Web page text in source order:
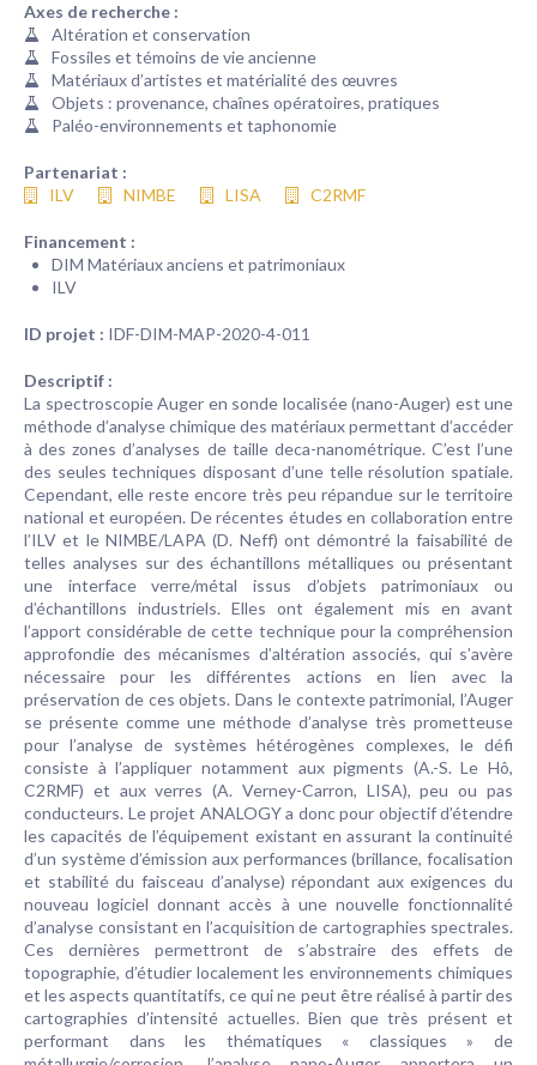
Axes de recherche :
Altération et conservation
Fossiles et témoins de vie ancienne
Matériaux d’artistes et matérialité des œuvres
Objets : provenance, chaînes opératoires, pratiques
Paléo-environnements et taphonomie
Partenariat :
ILV
NIMBE LISA C2RMF
Financement :
DIM Matériaux anciens et patrimoniaux
ILV
ID projet : IDF-DIM-MAP-2020-4-011
Descriptif :
La spectroscopie Auger en sonde localisée (nano-Auger) est une
méthode d’analyse chimique des matériaux permettant d’accéder
à des zones d’analyses de taille deca-nanométrique. C’est l’une
des seules techniques disposant d’une telle résolution spatiale.
Cependant, elle reste encore très peu répandue sur le territoire
national et européen. De récentes études en collaboration entre
l’ILV et le NIMBE/LAPA (D. Neff) ont démontré la faisabilité de
telles analyses sur des échantillons métalliques ou présentant
une interface verre/métal issus d’objets patrimoniaux ou
d’échantillons industriels. Elles ont également mis en avant
l’apport considérable de cette technique pour la compréhension
approfondie des mécanismes d’altération associés, qui s’avère
nécessaire pour les différentes actions en lien avec la
préservation de ces objets. Dans le contexte patrimonial, l’Auger
se présente comme une méthode d’analyse très prometteuse
pour l’analyse de systèmes hétérogènes complexes, le défi
consiste à l’appliquer notamment aux pigments (A.-S. Le Hô,
C2RMF) et aux verres (A. Verney-Carron, LISA), peu ou pas
conducteurs. Le projet ANALOGY a donc pour objectif d’étendre
les capacités de l’équipement existant en assurant la continuité
d’un système d’émission aux performances (brillance, focalisation
et stabilité du faisceau d’analyse) répondant aux exigences du
nouveau logiciel donnant accès à une nouvelle fonctionnalité
d’analyse consistant en l’acquisition de cartographies spectrales.
Ces dernières permettront de s’abstraire des effets de
topographie, d’étudier localement les environnements chimiques
et les aspects quantitatifs, ce qui ne peut être réalisé à partir des
cartographies d’intensité actuelles. Bien que très présent et
performant dans les thématiques « classiques » de